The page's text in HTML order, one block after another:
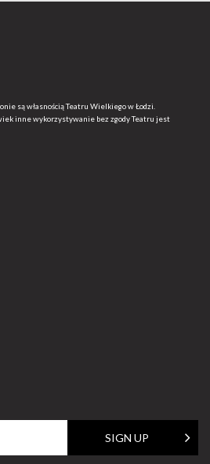
są własnością Teatru Wielkiego w Łodzi.
inne wykorzystywanie bez zgody Teatru jest